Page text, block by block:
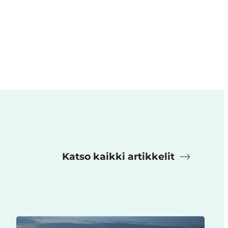
Katso kaikki artikkelit